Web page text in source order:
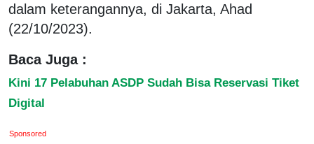
dalam keterangannya, di Jakarta, Ahad
(22/10/2023).
Baca Juga :
Kini 17 Pelabuhan ASDP Sudah Bisa Reservasi Tiket
Digital
Sponsored